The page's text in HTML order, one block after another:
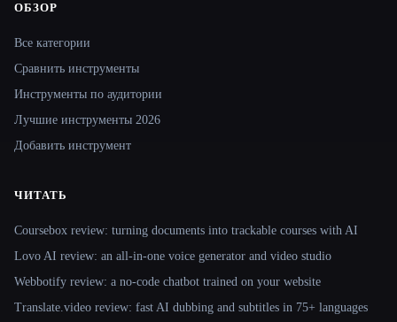
Site navigation
ОБЗОР
Все категории
Сравнить инструменты
Инструменты по аудитории
Лучшие инструменты 2026
Добавить инструмент
ЧИТАТЬ
Coursebox review: turning documents into trackable courses with AI
Lovo AI review: an all-in-one voice generator and video studio
Webbotify review: a no-code chatbot trained on your website
Translate.video review: fast AI dubbing and subtitles in 75+ languages